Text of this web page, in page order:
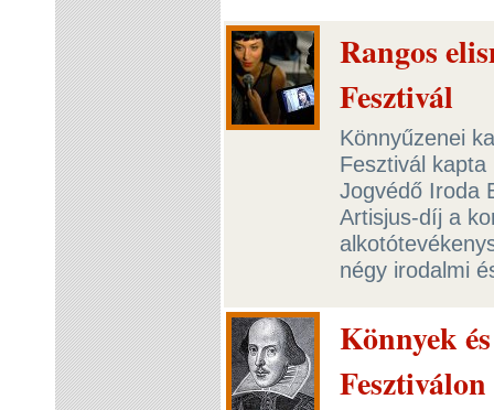
Rangos
Fesztivál
Könnyűzenei
Fesztivál
Jogvédő Iroda
Artisjus-díj a
négy irodalmi
Könnyek
Fesztiválon